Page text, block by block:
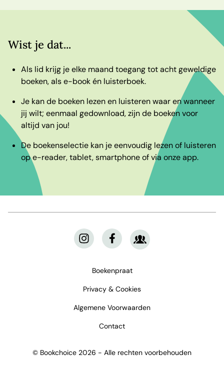
Wist je dat...
Als lid krijg je elke maand toegang tot acht geweldige
boeken, als e-book én luisterboek.
Je kan de boeken lezen en luisteren waar en wanneer
jij wilt; eenmaal gedownload, zijn de boeken voor
altijd van jou!
De boekenselectie kan je eenvoudig lezen of luisteren
op e-reader, tablet, smartphone of via onze app.
Boekenpraat
Privacy & Cookies
Algemene Voorwaarden
Contact
© Bookchoice 2026 - Alle rechten voorbehouden